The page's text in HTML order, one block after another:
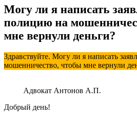
Могу ли я написать
полицию на
мне вернули деньги?
Здравствуйте. Могу ли я написать
мошенничество, чтобы мне вернули
Адвокат Антонов А.П.
Добрый день!